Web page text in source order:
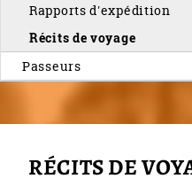
Rapports d'expédition
Récits de voyage
Passeurs
RÉCITS DE